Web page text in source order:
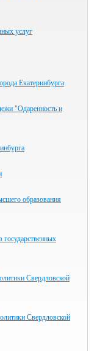
услуг
Екатеринбурга
"Одаренность и
образования
Свердловской
Свердловской